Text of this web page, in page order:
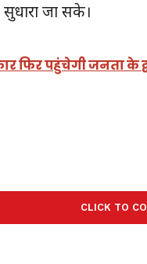
जा सके।
फिर पहुंचेगी जनता के
CLICK TO